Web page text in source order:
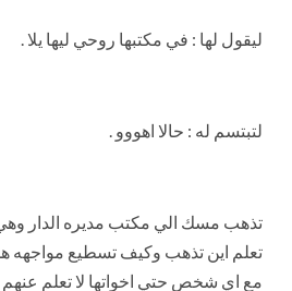
ليقول لها : في مكتبها روحي ليها يلا .
لتبتسم له : حالا اهووو .
تذهب مسك الي مكتب مديره الدار
تعلم اين تذهب وكيف تسطيع مواجهه
مع اي شخص حتي اخواتها لا تعلم عنهم